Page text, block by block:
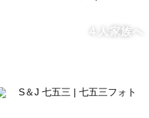
４人家族へ